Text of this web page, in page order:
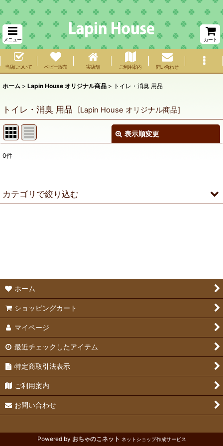
メニュー カート
当店について ベビー販売 実店舗 ご利用案内 問い合わせ
ホーム > Lapin House オリジナル商品 > トイレ・消臭 用品
トイレ・消臭 用品 [Lapin House オリジナル商品]
表示順変更
表示数
0件
カテゴリで絞り込む
ペットシーツ
除菌・消臭剤
ホーム
ショッピングカート
マイページ
最近チェックしたアイテム
特定商取引法表示
ご利用案内
お問い合わせ
Powered by おちゃのこネット ネットショップ作成サービス